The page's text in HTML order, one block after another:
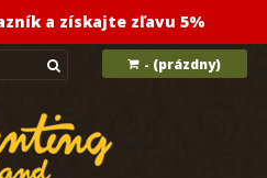
a získajte zľavu 5%
- (prázdny)